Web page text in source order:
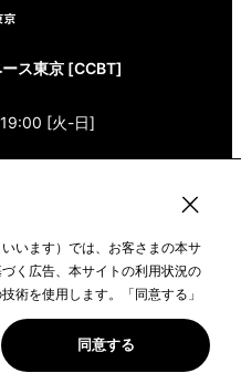
います）では、お客さまの本サ
く広告、本サイトの利用状況の
術を使用します。「同意する」
、上記の目的のためにクッキー
を提携先や委託先と共有するこ
詳しい情報は、「
クッキーポリ
同意する
ス東京 [CCBT]
[火-日]
1-14-4 1/1(ONE)